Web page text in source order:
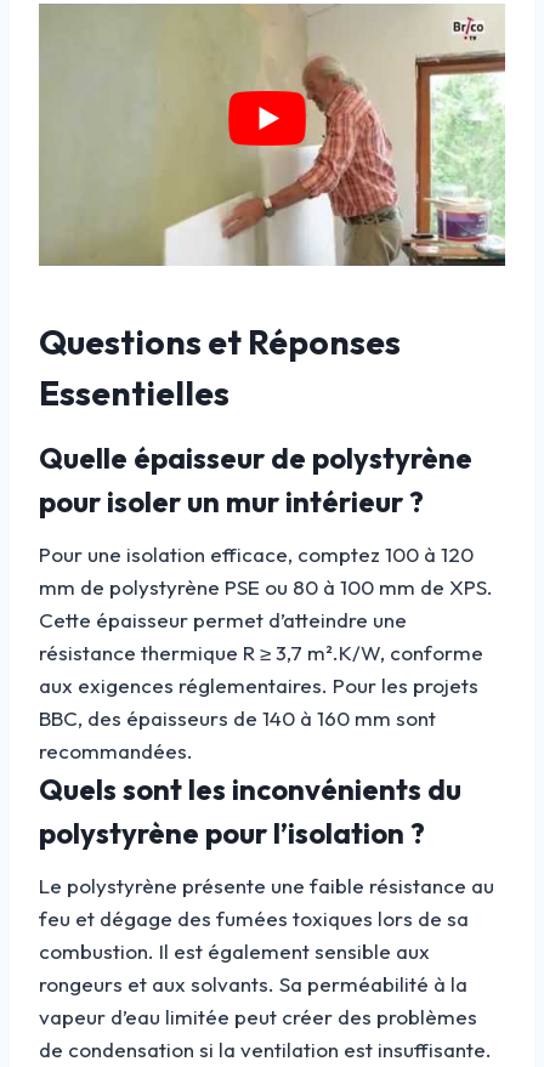
Questions et Réponses
Essentielles
Quelle épaisseur de polystyrène
pour isoler un mur intérieur ?
Pour une isolation efficace, comptez 100 à 120
mm de polystyrène PSE ou 80 à 100 mm de XPS.
Cette épaisseur permet d’atteindre une
résistance thermique R ≥ 3,7 m².K/W, conforme
aux exigences réglementaires. Pour les projets
BBC, des épaisseurs de 140 à 160 mm sont
recommandées.
Quels sont les inconvénients du
polystyrène pour l’isolation ?
Le polystyrène présente une faible résistance au
feu et dégage des fumées toxiques lors de sa
combustion. Il est également sensible aux
rongeurs et aux solvants. Sa perméabilité à la
vapeur d’eau limitée peut créer des problèmes
de condensation si la ventilation est insuffisante.